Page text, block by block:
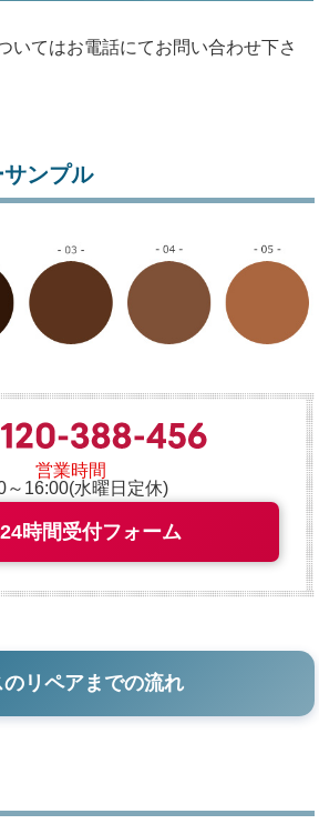
いてはお電話にてお問い合わせ下さ
ンプル
営業時間
～16:00(水曜日定休)
24時間受付フォーム
リペアまでの流れ